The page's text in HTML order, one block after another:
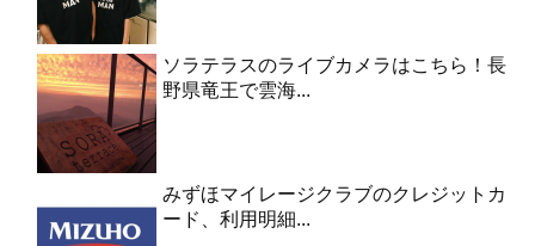
ソラテラスのライブカメラはこちら！長
野県竜王で雲海...
みずほマイレージクラブのクレジットカ
ード、利用明細...